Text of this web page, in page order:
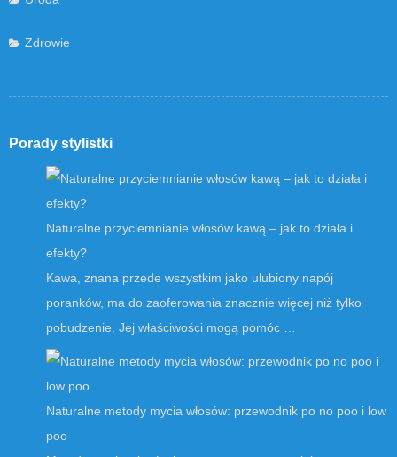
Zdrowie
Porady stylistki
Naturalne przyciemnianie włosów kawą – jak to działa i
efekty?
Kawa, znana przede wszystkim jako ulubiony napój
poranków, ma do zaoferowania znacznie więcej niż tylko
pobudzenie. Jej właściwości mogą pomóc …
Naturalne metody mycia włosów: przewodnik po no poo i low
poo